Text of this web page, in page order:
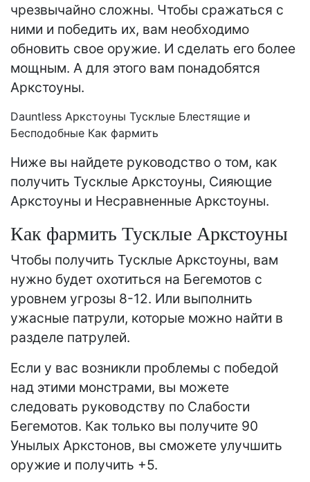
чрезвычайно сложны. Чтобы сражаться с
ними и победить их, вам необходимо
обновить свое оружие. И сделать его более
мощным. А для этого вам понадобятся
Аркстоуны.
Dauntless Аркстоуны Тусклые Блестящие и
Бесподобные Как фармить
Ниже вы найдете руководство о том, как
получить Тусклые Аркстоуны, Сияющие
Аркстоуны и Несравненные Аркстоуны.
Как фармить Тусклые Аркстоуны
Чтобы получить Тусклые Аркстоуны, вам
нужно будет охотиться на Бегемотов с
уровнем угрозы 8-12. Или выполнить
ужасные патрули, которые можно найти в
разделе патрулей.
Если у вас возникли проблемы с победой
над этими монстрами, вы можете
следовать руководству по Слабости
Бегемотов. Как только вы получите 90
Унылых Аркстонов, вы сможете улучшить
оружие и получить +5.